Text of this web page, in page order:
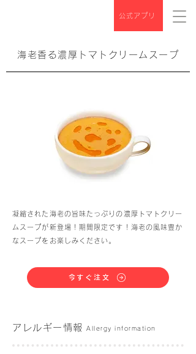
公式アプリ
海老香る濃厚トマトクリームスープ
凝縮された海老の旨味たっぷりの濃厚トマトクリー
ムスープが新登場！期間限定です！海老の風味豊か
なスープをお楽しみください。
今すぐ注文
アレルギー情報 Allergy information